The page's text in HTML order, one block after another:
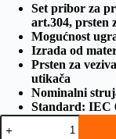
Set pribor za
art.304, prsten
Mogućnost
Izrada od
Prsten za
utikača
Nominalni
Standard: IEC